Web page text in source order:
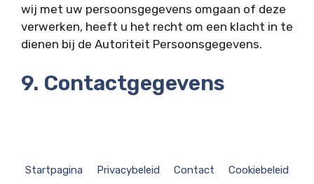
wij met uw persoonsgegevens omgaan of deze
verwerken, heeft u het recht om een klacht in te
dienen bij de Autoriteit Persoonsgegevens.
9. Contactgegevens
Startpagina Privacybeleid Contact
Cookiebeleid